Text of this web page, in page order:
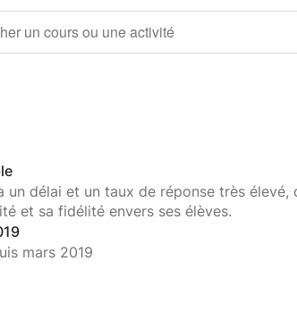
un cours ou une activité
un délai et un taux de réponse très élevé,
et sa fidélité envers ses élèves.
mars 2019